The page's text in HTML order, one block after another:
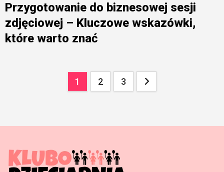
Przygotowanie do biznesowej sesji
zdjęciowej – Kluczowe wskazówki,
które warto znać
Stronicowanie
1 2 3